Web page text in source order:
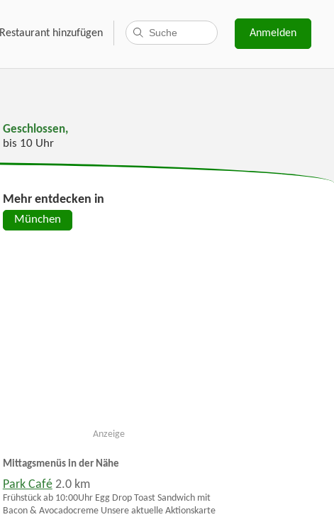
Restaurant hinzufügen Anmelden
Geschlossen,
bis 10 Uhr
Mehr entdecken in
München
Anzeige
Mittagsmenüs in der Nähe
Park Café 2.0 km
Frühstück ab 10:00Uhr Egg Drop Toast Sandwich mit
Bacon & Avocadocreme Unsere aktuelle Aktionskarte